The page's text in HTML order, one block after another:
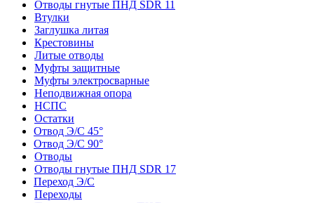
Отводы гнутые ПНД SDR 11
Втулки
Заглушка литая
Крестовины
Литые отводы
Муфты защитные
Муфты электросварные
Неподвижная опора
НСПС
Остатки
Отвод Э/С 45°
Отвод Э/С 90°
Отводы
Отводы гнутые ПНД SDR 17
Переход Э/С
Переходы